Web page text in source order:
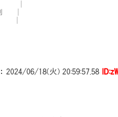
│
： 2024/06/18(火) 20:59:57.58